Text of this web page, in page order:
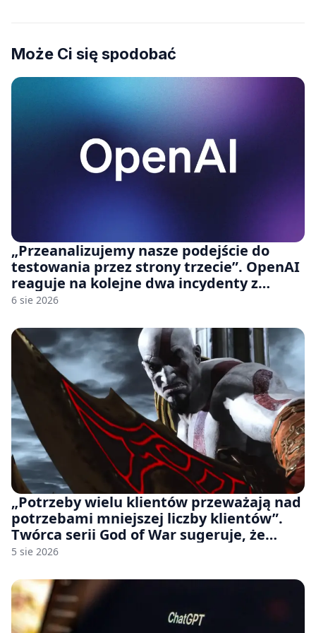
Może Ci się spodobać
„Przeanalizujemy nasze podejście do
testowania przez strony trzecie”. OpenAI
reaguje na kolejne dwa incydenty z
udziałem autorskich modeli
6 sie 2026
„Potrzeby wielu klientów przeważają nad
potrzebami mniejszej liczby klientów”.
Twórca serii God of War sugeruje, że
rozumie, dlaczego Sony rezygnuje z gier
5 sie 2026